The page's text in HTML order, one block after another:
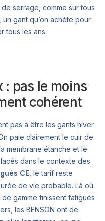
serrage, comme sur tous
un gant qu’on achète pour
tous les ans.
: pas le moins
cohérent
pas à être les gants hiver
paie clairement le cuir de
membrane étanche et le
dans le contexte des
CE , le tarif reste
de vie probable. Là où
gamme finissent fatigués
les BENSON ont de